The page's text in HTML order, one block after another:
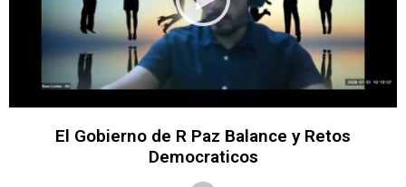
El Gobierno de R Paz Balance y Retos
Democraticos